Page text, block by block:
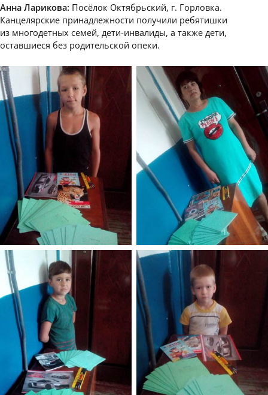
Анна Ларикова: Посёлок Октябрьский, г. Горловка.
Канцелярские принадлежности получили ребятишки
из многодетных семей, дети-инвалиды, а также дети,
оставшиеся без родительской опеки.